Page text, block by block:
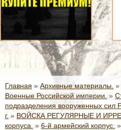
Главная » Архивные материалы. »
Военные Российской империи. »
подразделения вооруженных сил
г. » ВОЙСКА РЕГУЛЯРНЫЕ И
корпуса. » 6-й армейский корпус. »